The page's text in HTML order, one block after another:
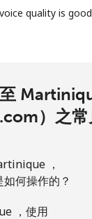
quality is
）之常
，
何操作的？
，使用